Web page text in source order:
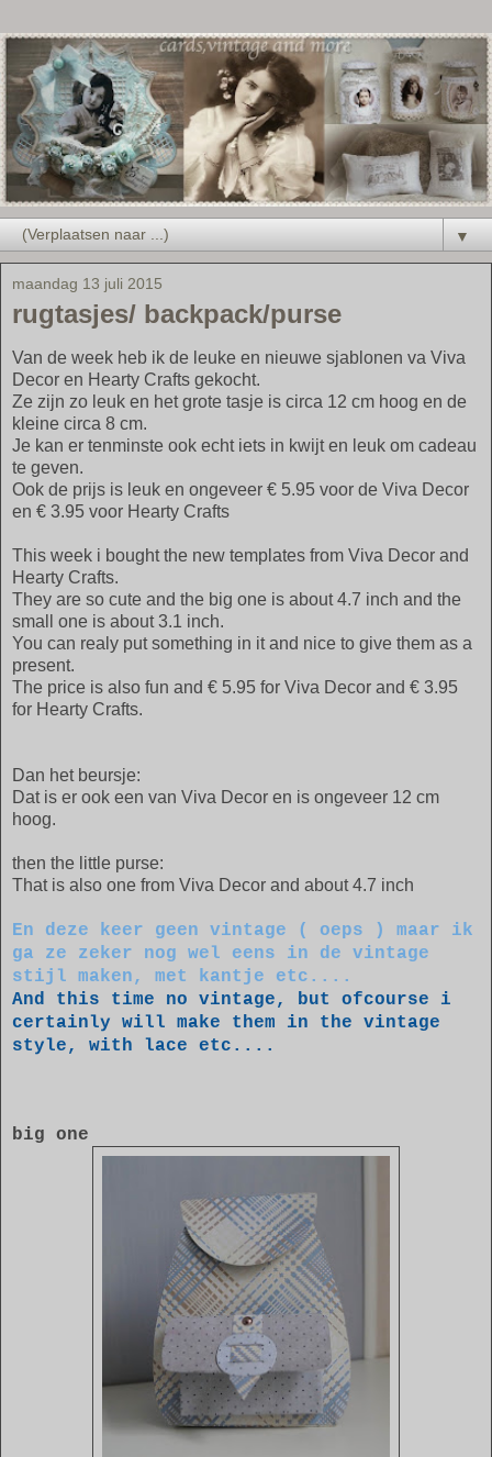
▼
maandag 13 juli 2015
rugtasjes/ backpack/purse
Van de week heb ik de leuke en nieuwe sjablonen va Viva
Decor en Hearty Crafts gekocht.
Ze zijn zo leuk en het grote tasje is circa 12 cm hoog en de
kleine circa 8 cm.
Je kan er tenminste ook echt iets in kwijt en leuk om cadeau
te geven.
Ook de prijs is leuk en ongeveer € 5.95 voor de Viva Decor
en € 3.95 voor Hearty Crafts
This week i bought the new templates from Viva Decor and
Hearty Crafts.
They are so cute and the big one is about 4.7 inch and the
small one is about 3.1 inch.
You can realy put something in it and nice to give them as a
present.
The price is also fun and € 5.95 for Viva Decor and € 3.95
for Hearty Crafts.
Dan het beursje:
Dat is er ook een van Viva Decor en is ongeveer 12 cm
hoog.
then the little purse:
That is also one from Viva Decor and about 4.7 inch
En deze keer geen vintage ( oeps ) maar ik
ga ze zeker nog wel eens in de vintage
stijl maken, met kantje etc....
And this time no vintage, but ofcourse i
certainly will make them in the vintage
style, with lace etc....
big one